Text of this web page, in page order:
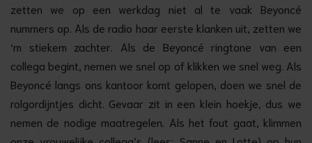
zetten we op een werkdag niet al te vaak Beyoncé
nummers op. Als de radio haar eerste klanken uit, zetten we
‘m stiekem zachter. Als de Beyoncé ringtone van een
collega begint, nemen we snel op of klikken we snel weg. Als
Beyoncé langs ons kantoor komt gelopen, doen we snel de
rolgordijntjes dicht. Gevaar zit in een klein hoekje, dus we
nemen de nodige maatregelen. Als het fout gaat, klimmen